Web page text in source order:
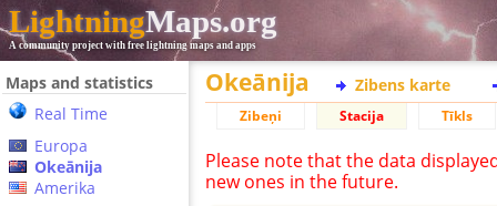
LightningMaps.org
A community project with free lightning maps and apps
Maps and statistics
Real Time
Europa
Okeānija
Amerika
Okeānija Zibens karte
Zibeņi Stacija Tīkls
Please note that the data
new ones in the future.